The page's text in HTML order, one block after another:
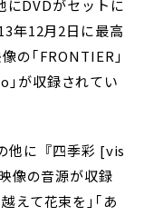
にDVDがセットに
年12月2日に最高
の｢FRONTIER｣
が収録されてい
他に『四季彩 [vis
像の音源が収録
えて花束を｣｢あ